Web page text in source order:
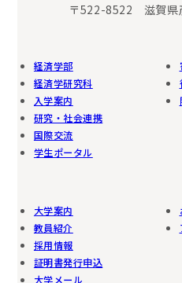
〒522-8522 滋賀県
経済学部
経済学研究科
入学案内
研究・社会連携
国際交流
学生ポータル
大学案内
教員紹介
採用情報
証明書発行申込
大学メール